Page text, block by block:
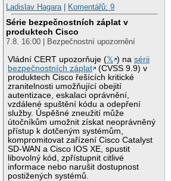
Ladislav Hagara | Komentářů: 9
Série bezpečnostních záplat v
produktech Cisco
7.8. 16:00 | Bezpečnostní upozornění
Vládní CERT upozorňuje (𝕏 ) nasérii
bezpečnostních záplat
(CVSS 9.9) v
produktech Cisco řešících kritické
zranitelnosti umožňující obejití
autentizace, eskalaci oprávnění,
vzdálené spuštění kódu a odepření
služby. Úspěšné zneužití může
útočníkům umožnit získat neoprávněný
přístup k dotčeným systémům,
kompromitovat zařízení Cisco Catalyst
SD-WAN a Cisco IOS XE, spustit
libovolný kód, zpřístupnit citlivé
informace nebo narušit dostupnost
postižených systémů.